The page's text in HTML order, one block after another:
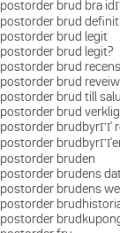
postorder brud bra
postorder brud
postorder brud legit
postorder brud legit?
postorder brud
postorder brud reveiw
postorder brud till salu
postorder brud verklig
postorder brudbyrГҐ
postorder
postorder bruden
postorder brudens
postorder brudens
postorder
postorder